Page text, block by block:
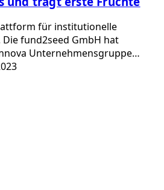
für institutionelle
fund2seed GmbH hat
Unternehmensgruppe…